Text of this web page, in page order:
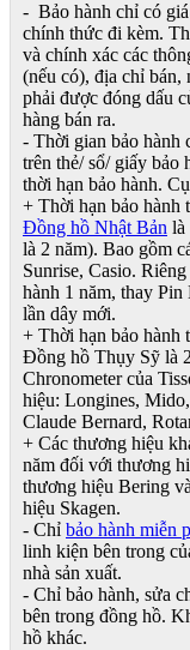
- Bảo hành chỉ có
chính thức đi kèm.
và chính xác các
(nếu có), địa chỉ bán,
phải được đóng dấu
hàng bán ra.
- Thời gian bảo hành
trên thẻ/ sổ/ giấy bảo
thời hạn bảo hành.
+ Thời hạn bảo hành
Đồng hồ Nhật Bản là
là 2 năm). Bao gồm
Sunrise, Casio.
hành 1 năm, thay
lần dây mới.
+ Thời hạn bảo hành
Đồng hồ Thụy Sỹ là
Chronometer của
hiệu: Longines,
Claude Bernard,
+ Các thương hiệu
năm đối với thương
thương hiệu Bering
hiệu Skagen.
- Chỉ bảo hành miễn
linh kiện bên trong
nhà sản xuất.
- Chỉ bảo hành, sửa
bên trong đồng hồ.
hồ khác.